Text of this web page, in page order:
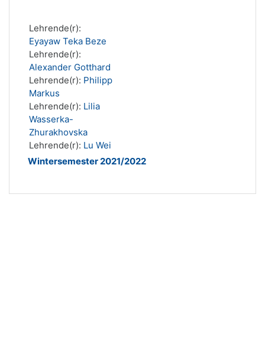
Lehrende(r):
Eyayaw Teka Beze
Lehrende(r):
Alexander Gotthard
Lehrende(r): Philipp
Markus
Lehrende(r): Lilia
Wasserka-
Zhurakhovska
Lehrende(r): Lu Wei
Wintersemester 2021/2022